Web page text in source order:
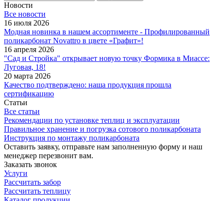
Новости
Все новости
16 июля 2026
Модная новинка в нашем ассортименте - Профилированный
поликарбонат Novattro в цвете «Графит»!
16 апреля 2026
"Сад и Стройка" открывает новую точку Формика в Миассе:
Луговая, 18!
20 марта 2026
Качество подтверждено: наша продукция прошла
сертификацию
Статьи
Все статьи
Рекомендации по установке теплиц и эксплуатации
Правильное хранение и погрузка сотового поликарбоната
Инструкция по монтажу поликарбоната
Оставить заявку, отправьте нам заполненную форму и наш
менеджер перезвонит вам.
Заказать звонок
Услуги
Рассчитать забор
Рассчитать теплицу